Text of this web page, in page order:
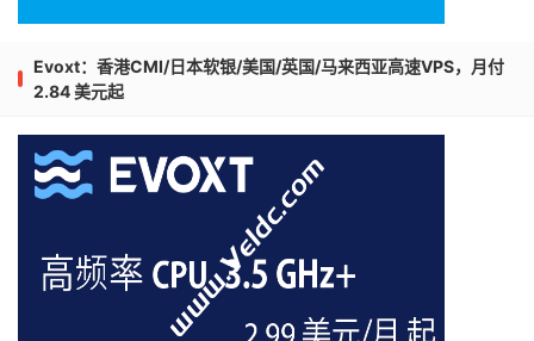
Evoxt：香港CMI/日本软银/美国/英国/马来西亚高速VPS，月付
2.84 美元起